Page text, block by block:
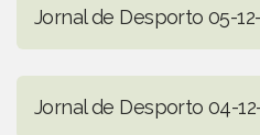
Jornal de Desporto 05-
Jornal de Desporto 04-